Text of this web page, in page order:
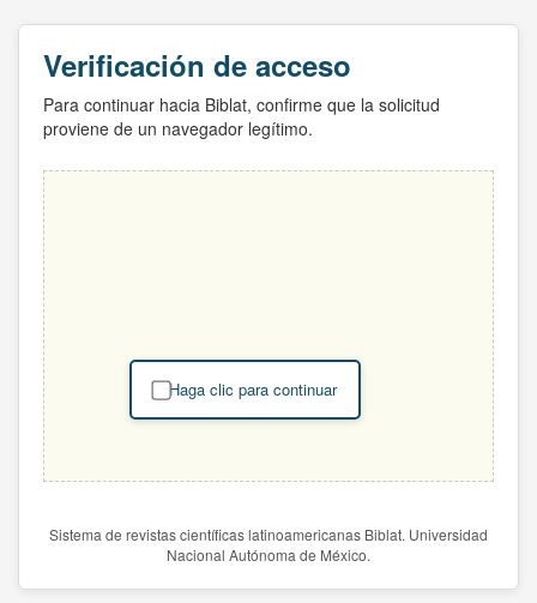
Verificación de acceso
Para continuar hacia Biblat, confirme que la solicitud
proviene de un navegador legítimo.
Haga clic para continuar
Sistema de revistas científicas latinoamericanas Biblat. Universidad
Nacional Autónoma de México.